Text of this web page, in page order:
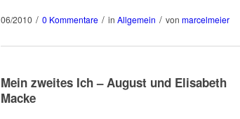
06/2010 / 0 Kommentare / in Allgemein / von marcelmeier
Mein zweites Ich – August und Elisabeth
Macke